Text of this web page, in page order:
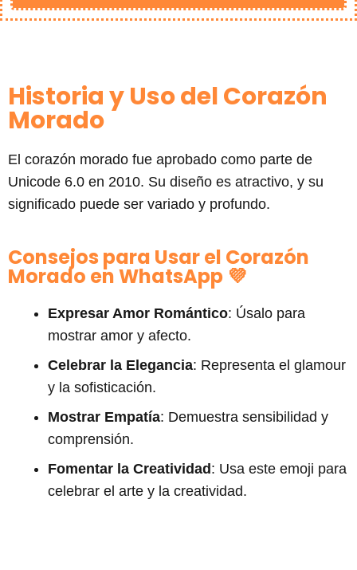
Historia y Uso del Corazón
Morado
El corazón morado fue aprobado como parte de
Unicode 6.0 en 2010. Su diseño es atractivo, y su
significado puede ser variado y profundo.
Consejos para Usar el Corazón
Morado en WhatsApp 💜
Expresar Amor Romántico: Úsalo para
mostrar amor y afecto.
Celebrar la Elegancia: Representa el glamour
y la sofisticación.
Mostrar Empatía: Demuestra sensibilidad y
comprensión.
Fomentar la Creatividad: Usa este emoji para
celebrar el arte y la creatividad.